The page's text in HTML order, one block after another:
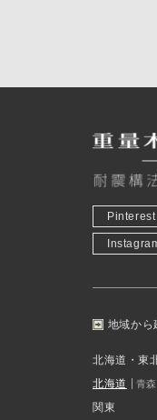
Pinterest
地域から
北海道・東
北海道
青森
関東